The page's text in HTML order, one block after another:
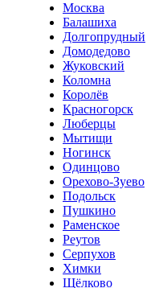
Москва
Балашиха
Долгопрудный
Домодедово
Жуковский
Коломна
Королёв
Красногорск
Люберцы
Мытищи
Ногинск
Одинцово
Орехово-Зуево
Подольск
Пушкино
Раменское
Реутов
Серпухов
Химки
Щёлково